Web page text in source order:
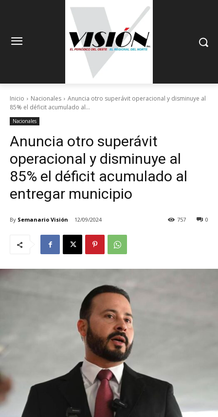
Inicio Nacionales
Anuncia otro superávit operacional y disminuye al
85% el déficit acumulado al...
Nacionales
Anuncia otro superávit
operacional y disminuye al
85% el déficit acumulado al
entregar municipio
By Semanario Visión 12/09/2024 0
757